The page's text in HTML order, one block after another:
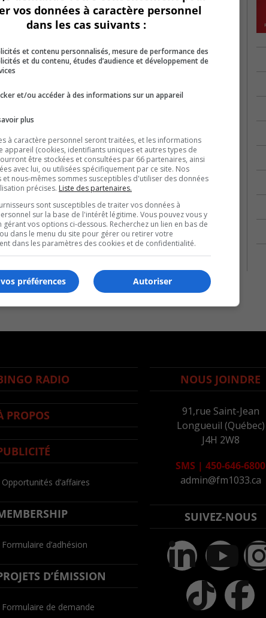
RADIO
PROPOS
Opportunités d’affaires
Formulaire d’adhésion
D’ÉMISSION
Formulaire de demande
NOUS JOINDRE
91,rue Saint-Jean
Longueuil (Québec)
J4H 2W8
SMS | 450-646-6800
admin@fm1033.ca
SUIVEZ-NOUS
vos données à caractère personnel
dans les cas suivants :
et contenu personnalisés, mesure de performance des
et du contenu, études d’audience et développement de
et/ou accéder à des informations sur un appareil
plus
à caractère personnel seront traitées, et les informations
appareil (cookies, identifiants uniques et autres types de
être stockées et consultées par 66 partenaires, ainsi
avec lui, ou utilisées spécifiquement par ce site. Nos
et nous-mêmes sommes susceptibles d'utiliser des données
précises. Liste des partenaires.
sont susceptibles de traiter vos données à
sur la base de l'intérêt légitime. Vous pouvez vous y
vos options ci-dessous. Recherchez un lien en bas de
dans le menu du site pour gérer ou retirer votre
dans les paramètres des cookies et de confidentialité.
Autoriser
préférences